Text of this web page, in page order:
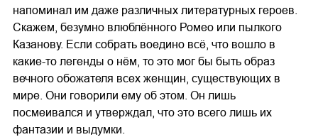
напоминал им даже различных литературных героев.
Скажем, безумно влюблённого Ромео или пылкого
Казанову. Если собрать воедино всё, что вошло в
какие-то легенды о нём, то это мог бы быть образ
вечного обожателя всех женщин, существующих в
мире. Они говорили ему об этом. Он лишь
посмеивался и утверждал, что это всего лишь их
фантазии и выдумки.